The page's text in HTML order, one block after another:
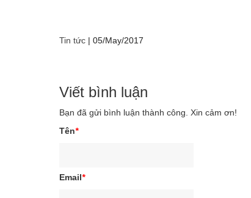
Tin tức | 05/May/2017
Viết bình luận
Bạn đã gửi bình luận thành công. Xin cảm ơn!
Tên*
Email*